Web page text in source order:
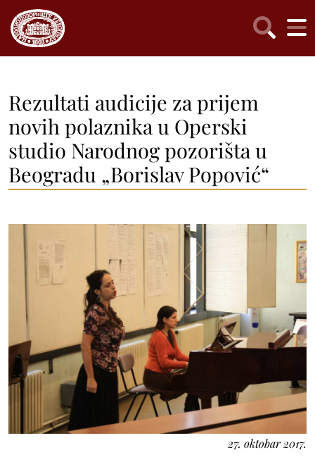
Rezultati audicije za prijem
novih polaznika u Operski
studio Narodnog pozorišta u
Beogradu „Borislav Popović“
27. oktobar 2017.